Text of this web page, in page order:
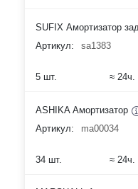
SUFIX Амортизатор
Артикул:
sa1383
5 шт. ≈ 24ч.
ASHIKA Амортизатор
Артикул:
ma00034
34 шт. ≈ 24ч.